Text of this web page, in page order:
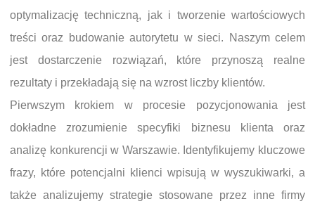
optymalizację techniczną, jak i tworzenie wartościowych
treści oraz budowanie autorytetu w sieci. Naszym celem
jest dostarczenie rozwiązań, które przynoszą realne
rezultaty i przekładają się na wzrost liczby klientów.
Pierwszym krokiem w procesie pozycjonowania jest
dokładne zrozumienie specyfiki biznesu klienta oraz
analizę konkurencji w Warszawie. Identyfikujemy kluczowe
frazy, które potencjalni klienci wpisują w wyszukiwarki, a
także analizujemy strategie stosowane przez inne firmy